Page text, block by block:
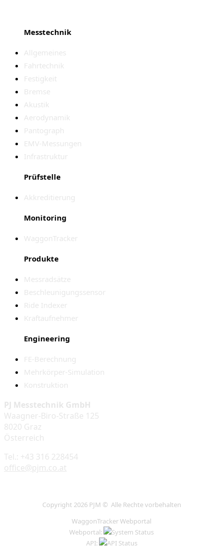
Messtechnik
Allgemeines
Fahrtechnik
Festigkeit
Bremse
Akustik
Aerodynamik
Pantograph
EMV-Messungen
Infrastruktur
Prüfstelle
Akkreditierung
Monitoring
WaggonTracker
Produkte
Messradsätze
Beschleunigungssensor
Ride Indexer
Kraftaufnehmer
Engineering
FE-Berechnung
Mehrkörper-Simulation
Konstruktion
PJ Messtechnik GmbH
Waagner-Biro-Straße 125
8020 Graz
Österreich
Tel.: +43 316 228454
office@pjm.co.at
Copyright 2026 PJM © Alle Rechte vorbehalten
WaggonTracker Webportal
Webportal:
API: